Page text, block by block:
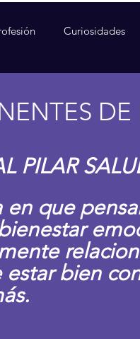
Curiosidades
DE
PILAR
en que
bien